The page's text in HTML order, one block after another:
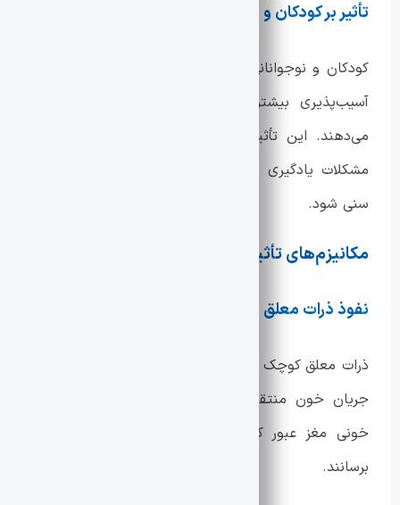
تأثیر بر کودکان و نوجوانان
کودکان و نوجوانانی که در معرض آلودگی هوا قرار دارند،
آسیب‌پذیری بیشتری نسبت به اثرات روانی آن نشان
می‌دهند. این تأثیرات ممکن است باعث کاهش تمرکز،
مشکلات یادگیری و افزایش اضطراب در میان این گروه
سنی شود.
مکانیزم‌های تأثیر آلودگی هوا بر روان انسان
نفوذ ذرات معلق به مغز
ذرات معلق کوچک از طریق تنفس وارد ریه‌ها و سپس به
جریان خون منتقل می‌شوند. این ذرات قادرند از سد
خونی مغز عبور کرده و به نواحی مختلف مغز آسیب
برسانند.